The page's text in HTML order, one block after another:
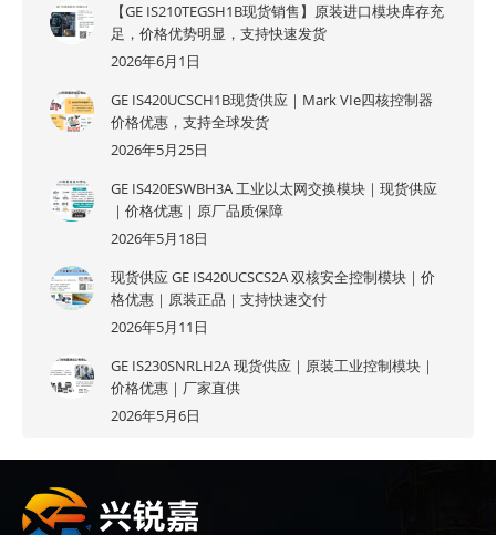
【GE IS210TEGSH1B现货销售】原装进口模块库存充
足，价格优势明显，支持快速发货
2026年6月1日
GE IS420UCSCH1B现货供应｜Mark VIe四核控制器
价格优惠，支持全球发货
2026年5月25日
GE IS420ESWBH3A 工业以太网交换模块｜现货供应
｜价格优惠｜原厂品质保障
2026年5月18日
现货供应 GE IS420UCSCS2A 双核安全控制模块｜价
格优惠｜原装正品｜支持快速交付
2026年5月11日
GE IS230SNRLH2A 现货供应｜原装工业控制模块｜
价格优惠｜厂家直供
2026年5月6日